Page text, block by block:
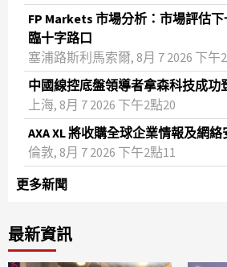
FP Markets 市場分析：市場評估
臨十字路口
塞浦路斯利馬索爾, 8月 7 2026 下午
中國線控底盤領導者拿森科技成功
上海, 8月 7 2026 下午2點20
AXA XL 將收購全球企業情報及網
倫敦, 8月 7 2026 下午2點11
更多新聞
最新資訊